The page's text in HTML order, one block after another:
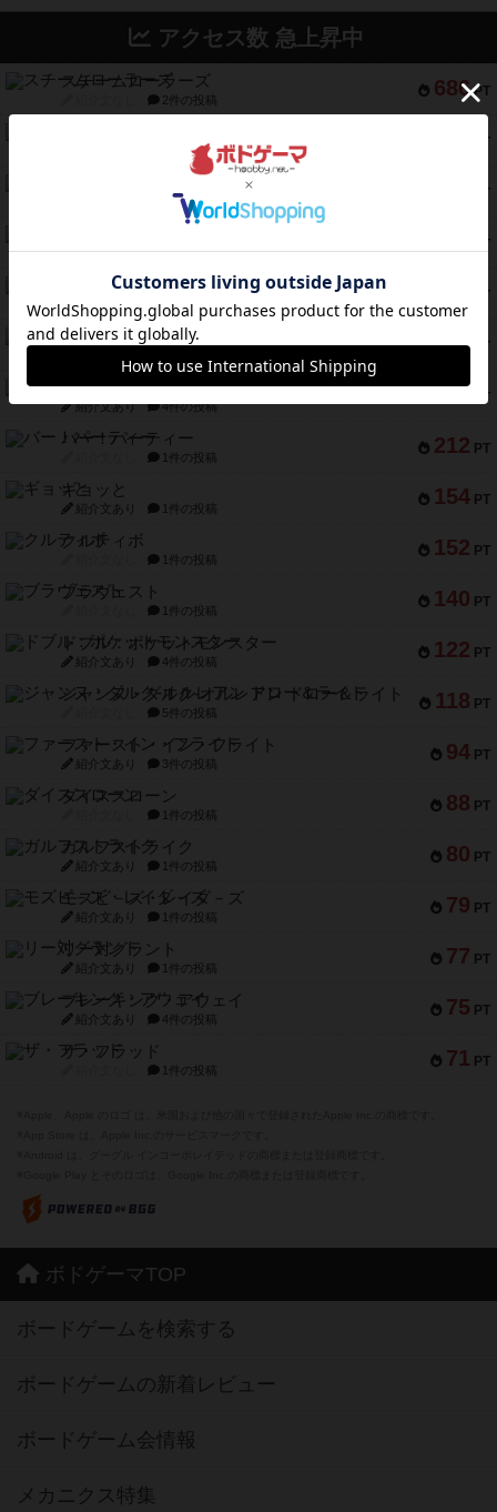
アクセス数 急上昇中
686 PT
スチームローラーズ
2件の投稿
PT
2件の投稿
PT
1件の投稿
PT
紹介文なし 2件の投稿
PT
コレクト！
紹介文なし 1件の投稿
236 PT
トリオンフ ア マレンゴ
232 PT
エレメンツ
紹介文あり 4件の投稿
212 PT
バー！パーティー
1件の投稿
154 PT
ギョッと
紹介文あり 1件の投稿
152 PT
クルティボ
1件の投稿
140 PT
ブラヴェスト
1件の投稿
122 PT
ドブル：ポケットモンスター
紹介文あり 4件の投稿
118 PT
ジャンヌ・ダルク-オルレアン ドロー＆ライト
5件の投稿
94 PT
ファースト・イン・フライト
紹介文あり 3件の投稿
88 PT
ダイススローン
1件の投稿
80 PT
ガルフストライク
紹介文あり 1件の投稿
79 PT
モズビ－ズ・レイダ－ズ
紹介文あり 1件の投稿
77 PT
リー対グラント
紹介文あり 1件の投稿
75 PT
ブレーキング・アウェイ
紹介文あり 4件の投稿
71 PT
ザ・フラッド
1件の投稿
ボドゲーマTOP
ボードゲームを検索する
ボードゲームの新着レビュー
ボードゲーム会情報
メカニクス特集